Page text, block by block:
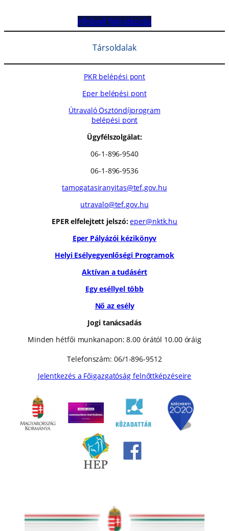
Hírlevél feliratkozás
Társoldalak
PKR belépési pont
Eper belépési pont
Útravaló Ösztöndíjprogram
belépési pont
Ügyfélszolgálat:
06-1-896-9540
06-1-896-9536
tamogatasiranyitas@tef.gov.hu
utravalo@tef.gov.hu
EPER elfelejtett jelszó: eper@nktk.hu
Eper Pályázói kézikönyv
Helyi Esélyegyenlőségi Programok
Aktívan a tudásért
Egy eséllyel több
Nő az esély
Jogi tanácsadás
Minden hétfői munkanapon: 8.00 órától 10.00 óráig
Telefonszám: 06/1-896-9512
Jelentkezés a Főigazgatóság felnőttképzéseire